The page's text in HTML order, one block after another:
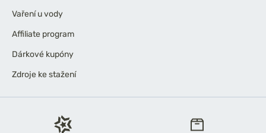
Vaření u vody
Affiliate program
Dárkové kupóny
Zdroje ke stažení